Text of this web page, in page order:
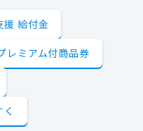
援 給付金
レミアム付商品券